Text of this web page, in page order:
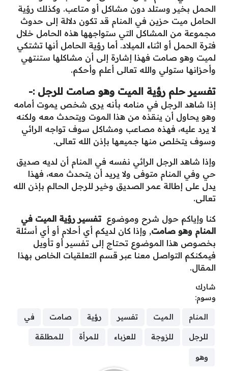
الحمل بخير وستلد دون مشاكل أو متاعب. وكذلك رؤية
الحامل ميت حزين في المنام قد تكون دلالة إلى حدوث
مجموعة من المشاكل التي ستواجهها هذه الحامل خلال
فترة الحمل أو اثناء الميلاد. أما رؤية الحامل أنها تشتكي
لميت وهو صامت فهذا إشارة إلى أن مشاكلها ستنتهي
وأحزانها ستولي والله تعالى أعلم وأحكم.
تفسير حلم رؤية الميت وهو صامت للرجل :-
إذا شاهد الرجل في منامه بأنه يرى شخص يموت أمامه
وهو يحاول أن ينقذه من هذا الموت ويتحدث معه ولكنه
لا يرد عليه، فهذه مصاعب ومشاكل سوف تواجه الرائي
وسوف يتخلص منها جميعها بإذن الله تعالى.
وإذا شاهد الرجل الرائي نفسه في المنام أن لديه صديق
حي وفي المنام متوفى ولا يريد أن يتحدث معه، فهذا
يدل على إطالة عمر الصديق وخير للرجل الحالم بإذن الله
تعالى.
كنا وإياكم حول شرح وموضوع تفسير رؤية الميت في
المنام وهو صامت, وإذا كان لديكم أي أحلام أو أي أسئلة
بخصوص هذا الموضوع تحتاج إلى تفسير أو تأويل
فيمكنكم التواصل معنا عبر قسم التعلقيات الخاص بهذا
المقال.
شارك
وسوم:
المنام الميت تفسير رؤية صامت في
للرجل للزوجة للعزباء للمرأة للمطلقة
وهو